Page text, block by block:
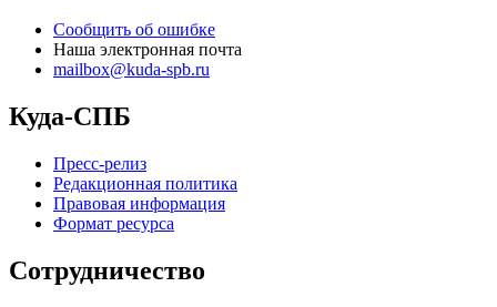
Сообщить об ошибке
Наша электронная почта
mailbox@kuda-spb.ru
Куда-СПБ
Пресс-релиз
Редакционная политика
Правовая информация
Формат ресурса
Сотрудничество